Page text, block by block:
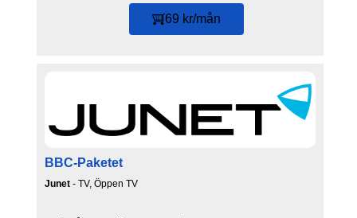
69 kr/mån
BBC-Paketet
Junet - TV, Öppen TV